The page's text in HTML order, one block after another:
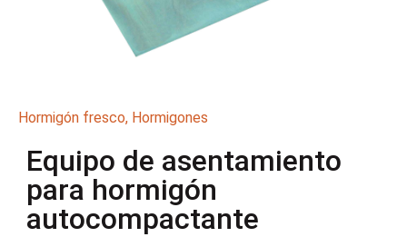
Hormigón fresco, Hormigones
Equipo de asentamiento
para hormigón
autocompactante